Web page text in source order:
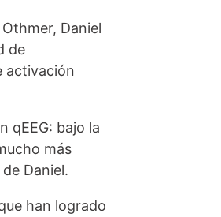
Daniel
de
activación
qEEG: bajo la
más
Daniel.
han logrado